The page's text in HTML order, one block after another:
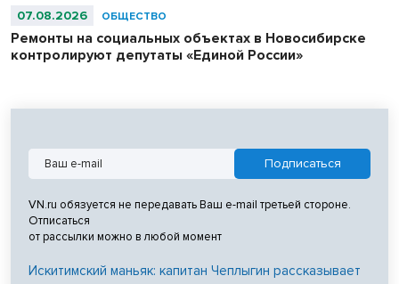
07.08.2026 ОБЩЕСТВО
Ремонты на социальных объектах в Новосибирске
контролируют депутаты «Единой России»
VN.ru обязуется не передавать Ваш e-mail третьей стороне.
Отписаться
от рассылки можно в любой момент
Искитимский маньяк: капитан Чеплыгин рассказывает